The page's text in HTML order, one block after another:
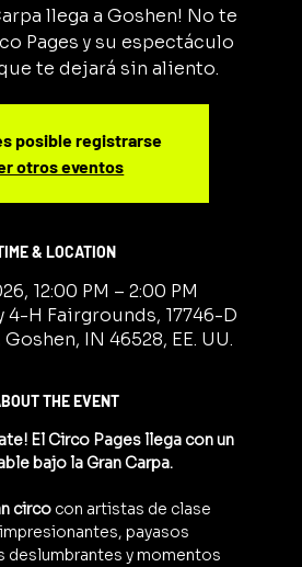
llega a Goshen! No te
Pages y su espectáculo
te dejará sin aliento.
posible registrarse
otros eventos
& LOCATION
12:00 PM – 2:00 PM
4-H Fairgrounds, 17746-D
IN 46528, EE. UU.
THE EVENT
El Circo Pages llega con un
bajo la Gran Carpa.
circo con artistas de clase
payasos
deslumbrantes y momentos